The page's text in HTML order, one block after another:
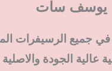
يوسف سات
جميع الرسيفرات
عالية الجودة والاصلية